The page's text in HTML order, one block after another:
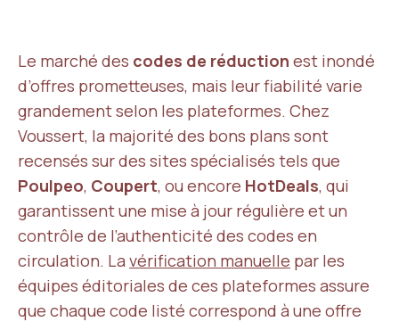
Le marché des codes de réduction est inondé
d’offres prometteuses, mais leur fiabilité varie
grandement selon les plateformes. Chez
Voussert, la majorité des bons plans sont
recensés sur des sites spécialisés tels que
Poulpeo, Coupert, ou encore HotDeals, qui
garantissent une mise à jour régulière et un
contrôle de l’authenticité des codes en
circulation. La vérification manuelle par les
équipes éditoriales de ces plateformes assure
que chaque code listé correspond à une offre